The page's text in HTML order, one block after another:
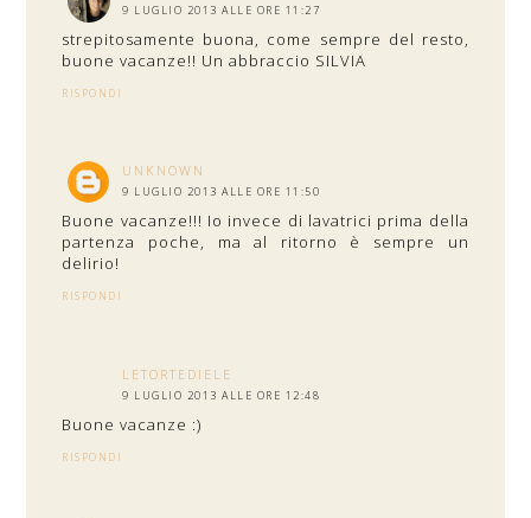
9 LUGLIO 2013 ALLE ORE 11:27
strepitosamente buona, come sempre del resto,
buone vacanze!! Un abbraccio SILVIA
RISPONDI
UNKNOWN
9 LUGLIO 2013 ALLE ORE 11:50
Buone vacanze!!! Io invece di lavatrici prima della
partenza poche, ma al ritorno è sempre un
delirio!
RISPONDI
LETORTEDIELE
9 LUGLIO 2013 ALLE ORE 12:48
Buone vacanze :)
RISPONDI